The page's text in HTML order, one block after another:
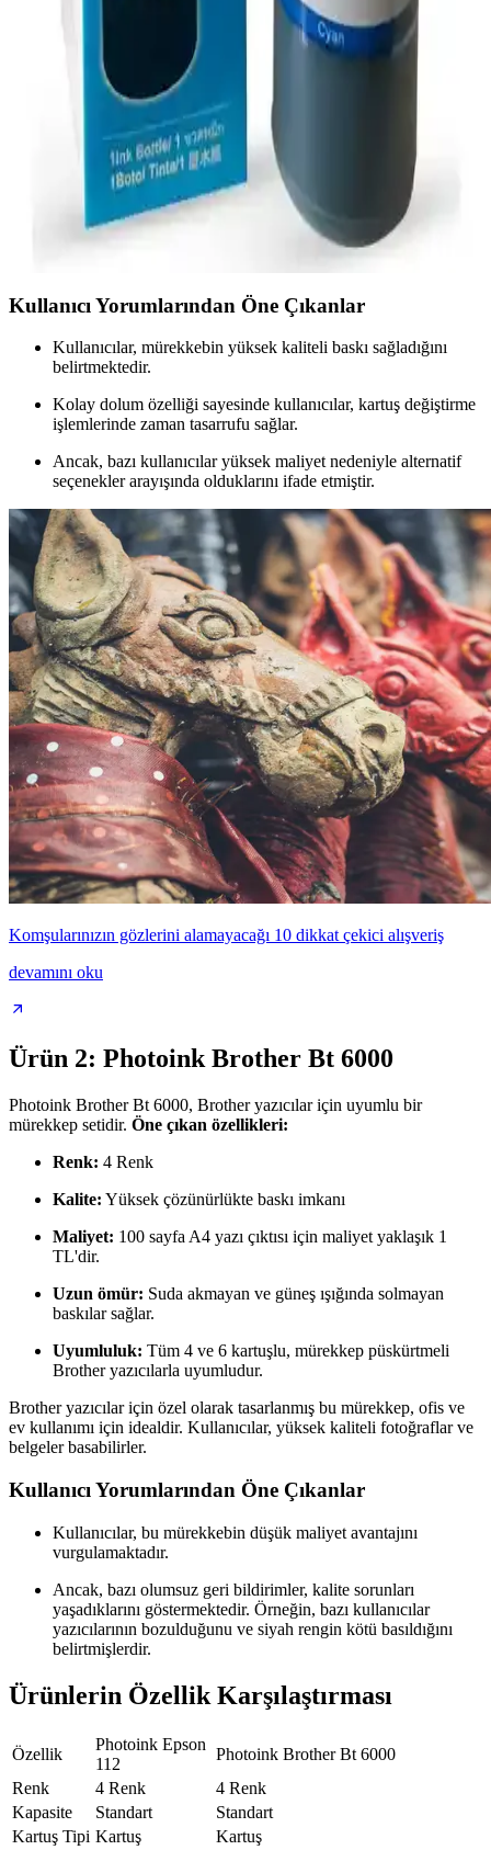
HP 304 ve 305 modelleri, yüksek kaliteli renkli baskı ve güvenilirlik
sunar. Her iki ürün de ofis ve ev kullanımı için uygun olup,
performans ve çevre dostu özellikleriyle öne çıkar.
Photoink T6642 ve Premium Epson 103 Mürekkep
Karşılaştırması ve Kullanıcı Yorumları
Bu makalede, Photoink T6642 ve Premium Epson 103
mürekkeplerinin özellikleri, performansları ve kullanıcı yorumları
detaylı şekilde incelenerek en uygun seçimi yapmanıza yardımcı
Kullanıcı Yorumlarından Öne Çıkanlar
Kullanıcılar, mürekkebin yüksek kaliteli baskı sağladığını
belirtmektedir.
Kolay dolum özelliği sayesinde kullanıcılar, kartuş değiştirme
işlemlerinde zaman tasarrufu sağlar.
Ancak, bazı kullanıcılar yüksek maliyet nedeniyle alternatif
seçenekler arayışında olduklarını ifade etmiştir.
Komşularınızın gözlerini alamayacağı 10 dikkat çekici alışveriş
devamını oku
Ürün 2: Photoink Brother Bt 6000
Photoink Brother Bt 6000, Brother yazıcılar için uyumlu bir
mürekkep setidir. Öne çıkan özellikleri:
Renk: 4 Renk
Kalite: Yüksek çözünürlükte baskı imkanı
Maliyet: 100 sayfa A4 yazı çıktısı için maliyet yaklaşık 1
TL'dir.
Uzun ömür: Suda akmayan ve güneş ışığında solmayan
baskılar sağlar.
Uyumluluk: Tüm 4 ve 6 kartuşlu, mürekkep püskürtmeli
Brother yazıcılarla uyumludur.
Brother yazıcılar için özel olarak tasarlanmış bu mürekkep, ofis ve
ev kullanımı için idealdir. Kullanıcılar, yüksek kaliteli fotoğraflar ve
belgeler basabilirler.
Kullanıcı Yorumlarından Öne Çıkanlar
Kullanıcılar, bu mürekkebin düşük maliyet avantajını
vurgulamaktadır.
Ancak, bazı olumsuz geri bildirimler, kalite sorunları
yaşadıklarını göstermektedir. Örneğin, bazı kullanıcılar
yazıcılarının bozulduğunu ve siyah rengin kötü basıldığını
belirtmişlerdir.
Ürünlerin Özellik Karşılaştırması
Özellik
Photoink Epson
112
Photoink Brother Bt 6000
Renk
4 Renk
4 Renk
Kapasite
Standart
Standart
Kartuş Tipi Kartuş Kartuş